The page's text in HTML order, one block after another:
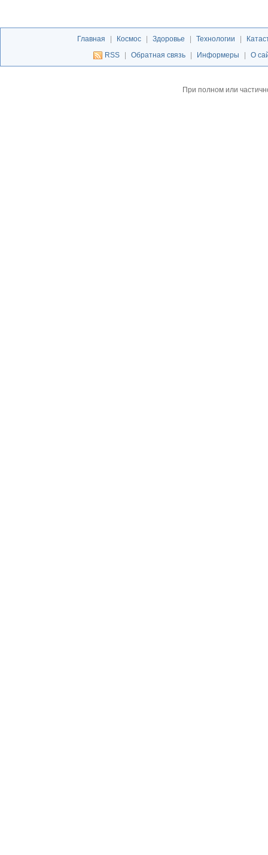
Главная Космос Здоровье Технологии
RSS
Обратная связь Информеры О
При полном или